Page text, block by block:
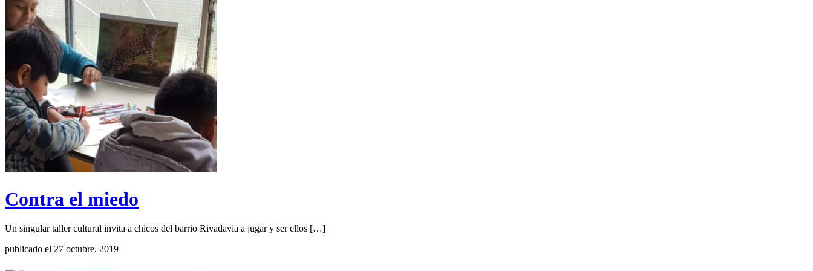
Contra el miedo
Un singular taller cultural invita a chicos del barrio Rivadavia a jugar y ser ellos […]
publicado el 27 octubre, 2019